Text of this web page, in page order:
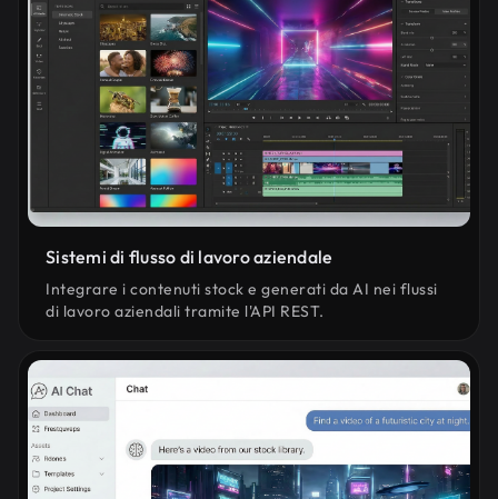
Sistemi di flusso di lavoro aziendale
Integrare i contenuti stock e generati da AI nei flussi
di lavoro aziendali tramite l'API REST.